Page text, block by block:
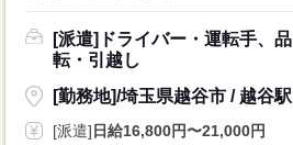
[派遣]ドライバー・運転手、
転・引越し
[勤務地]/埼玉県越谷市 / 越谷駅
[派遣] 日給16,800円〜21,000円